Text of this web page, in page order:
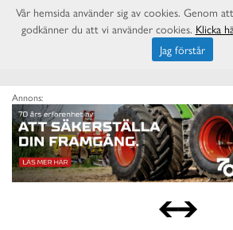
Annons:
Vår hemsida använder sig av cookies. Genom
godkänner du att vi använder cookies. Klicka
Jag förstår